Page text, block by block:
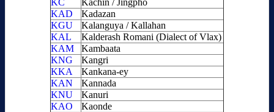
KC
Kachin / Jingpho
KAD
Kadazan
KGU
Kalanguya / Kallahan
KAL
Kalderash Romani (Dialect of Vlax)
KAM
Kambaata
KNG
Kangri
KKA
Kankana-ey
KAN
Kannada
KNU
Kanuri
KAO
Kaonde